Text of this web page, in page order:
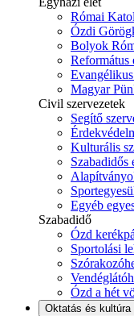
Római
Ózdi
Bolyok
Református
Magyar
Civil szervezetek
Segítő
Kulturális
Szabadidős
Egyéb
Szabadidő
Ózd
Sportolási
Ózd a hét
Oktatás és kultúra